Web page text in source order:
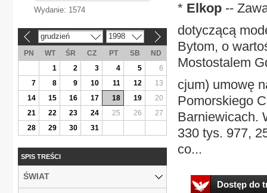
* Elkop --
dotyczącą
Bytom, o
Mostostalem
cjum) umowę
Pomorskiego
Barniewicach.
330 tys. 977,
co...
Dostęp do
Wydanie: 1574
grudzień 1998
PN WT ŚR CZ PT SB
ND
1
2 3 4 5
6
7
8 9 10 11 12
13
14
15 16 17 18 19
20
21
22 23 24 25 26
27
28
29 30 31
SPIS TREŚCI
ŚWIAT